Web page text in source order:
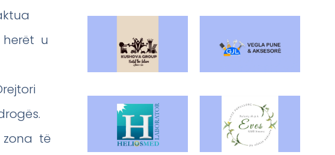
herët u
zona të